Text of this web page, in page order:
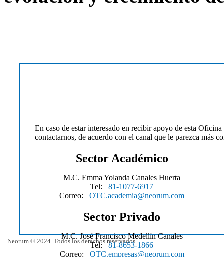
En caso de estar interesado en recibir apoyo de esta
contactarnos, de acuerdo con el canal que le parezca más
Sector Académico
M.C. Emma Yolanda Canales Huerta
Tel: 81-1077-6917
Correo: OTC.academia@neorum.com
Sector Privado
M.C. José Francisco Medellín Canales
Tel:81-8653-1866
Correo: OTC.empresas@neorum.com
Neorum © 2024. Todos los derechos reservados.